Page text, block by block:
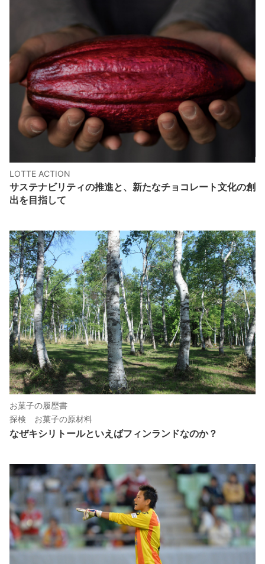
LOTTE ACTION
サステナビリティの推進と、新たなチョコレート文化の創
出を目指して
お菓子の履歴書
探検 お菓子の原材料
なぜキシリトールといえばフィンランドなのか？